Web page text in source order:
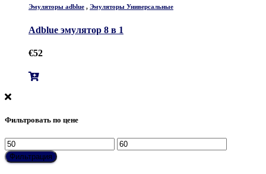
Эмуляторы adblue , Эмуляторы Универсальные
Adblue эмулятор 8 в 1
€52
Фильтровать по цене
Минимальная
цена
Максимальная
цена
Фильтрация